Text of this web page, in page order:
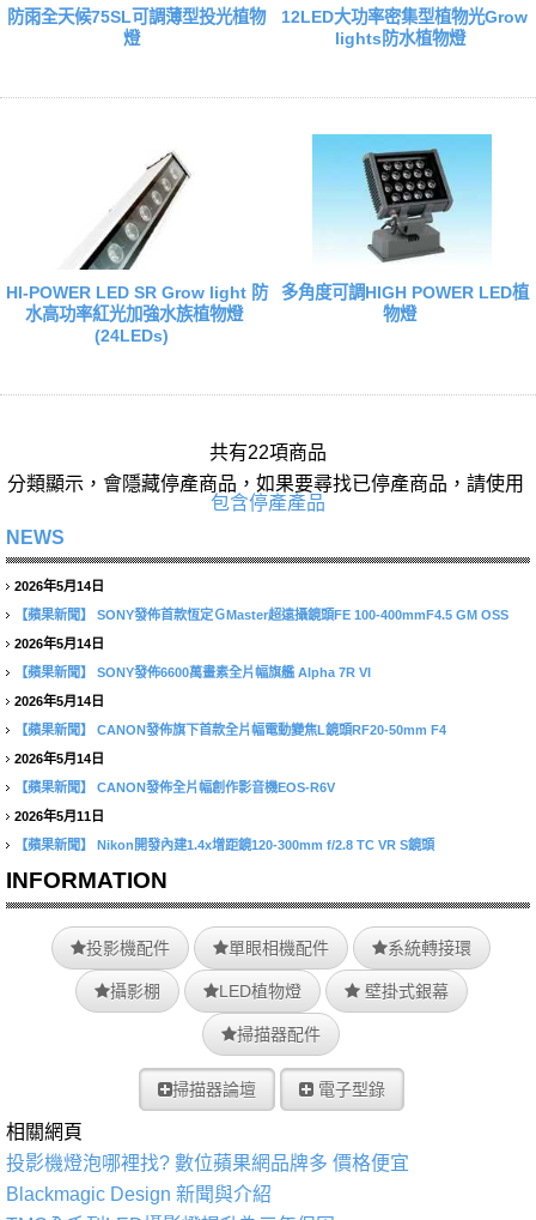
防雨全天候75SL可調薄型投光植物
燈
12LED大功率密集型植物光Grow
lights防水植物燈
HI-POWER LED SR Grow light 防
水高功率紅光加強水族植物燈
(24LEDs)
多角度可調HIGH POWER LED植
物燈
共有22項商品
分類顯示，會隱藏停產商品，如果要尋找已停產商品，請使用
包含停產產品
NEWS
2026年5月14日
【蘋果新聞】
SONY發佈首款恆定ＧMaster超遠攝鏡頭FE 100-400mmF4.5 GM OSS
2026年5月14日
【蘋果新聞】
SONY發佈6600萬畫素全片幅旗艦 Alpha 7R VI
2026年5月14日
【蘋果新聞】
CANON發佈旗下首款全片幅電動變焦L鏡頭RF20-50mm F4
2026年5月14日
【蘋果新聞】
CANON發佈全片幅創作影音機EOS-R6V
2026年5月11日
【蘋果新聞】
Nikon開發內建1.4x增距鏡120-300mm f/2.8 TC VR S鏡頭
INFORMATION
投影機配件 單眼相機配件 系統轉接環
攝影棚 LED植物燈 壁掛式銀幕
掃描器配件
掃描器論壇 電子型錄
相關網頁
投影機燈泡哪裡找? 數位蘋果網品牌多 價格便宜
Blackmagic Design 新聞與介紹